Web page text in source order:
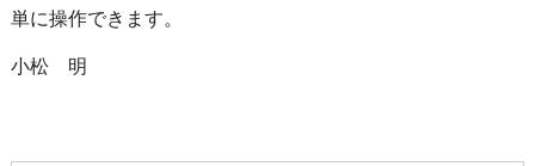
単に操作できます。
小松 明